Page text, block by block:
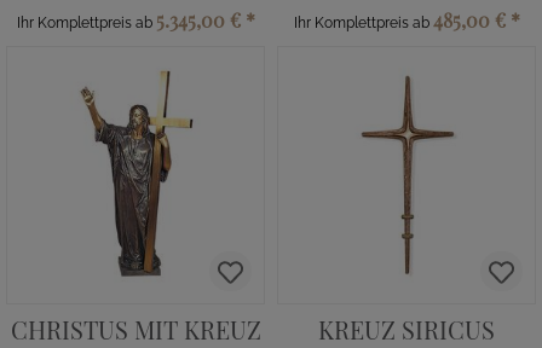
Ihr Komplettpreis ab 5.345,00 € * Ihr Komplettpreis ab 485,00 € *
CHRISTUS MIT KREUZ KREUZ SIRICUS